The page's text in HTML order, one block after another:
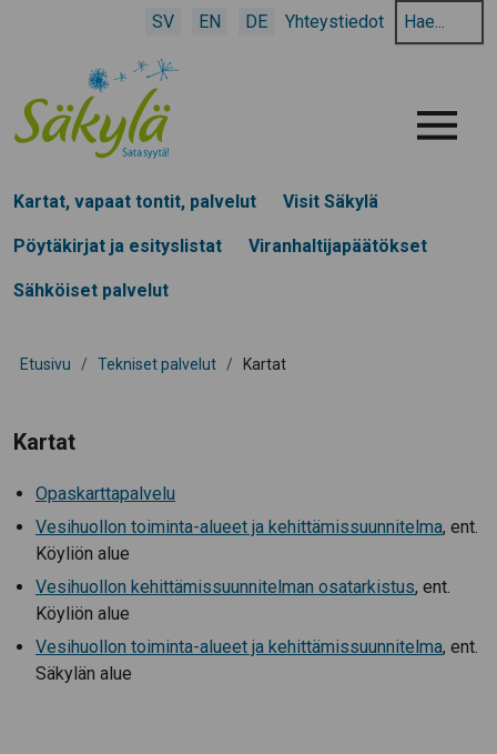
SV EN DE Yhteystiedot
Hae
hakusanalla:
Menu
Kartat, vapaat tontit, palvelut Visit Säkylä
Pöytäkirjat ja esityslistat Viranhaltijapäätökset
Sähköiset palvelut
Etusivu / Tekniset palvelut / Kartat
Kartat
Opaskarttapalvelu
Vesihuollon toiminta-alueet ja kehittämissuunnitelma, ent.
Köyliön alue
Vesihuollon kehittämissuunnitelman osatarkistus, ent.
Köyliön alue
Vesihuollon toiminta-alueet ja kehittämissuunnitelma, ent.
Säkylän alue